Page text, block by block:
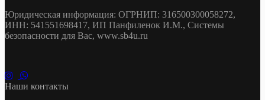
Юридическая информация: ОГРНИП: 316500300058272,
ИНН: 541551698417, ИП Панфиленок И.М., Системы
безопасности для Вас, www.sb4u.ru
Наши контакты